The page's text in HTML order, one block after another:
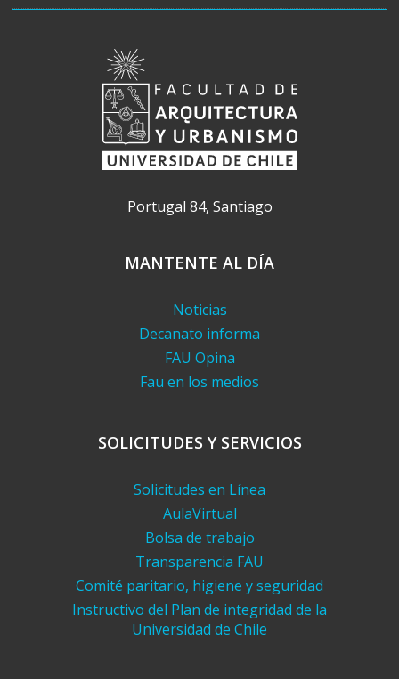
Portugal 84, Santiago
MANTENTE AL DÍA
Noticias
Decanato informa
FAU Opina
Fau en los medios
SOLICITUDES Y SERVICIOS
Solicitudes en Línea
AulaVirtual
Bolsa de trabajo
Transparencia FAU
Comité paritario, higiene y seguridad
Instructivo del Plan de integridad de la
Universidad de Chile